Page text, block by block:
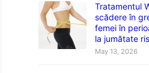
Tratamentul
scădere în
femei în
la jumătate
May 13, 2026